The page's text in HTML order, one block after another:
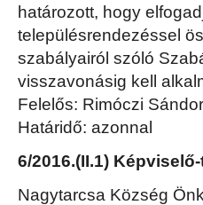
határozott, hogy
településrendezéssel
szabályairól szóló
visszavonásig kell
Felelős: Rimóczi
Határidő: azonnal
6/2016.(II.1)
Nagytarcsa Község